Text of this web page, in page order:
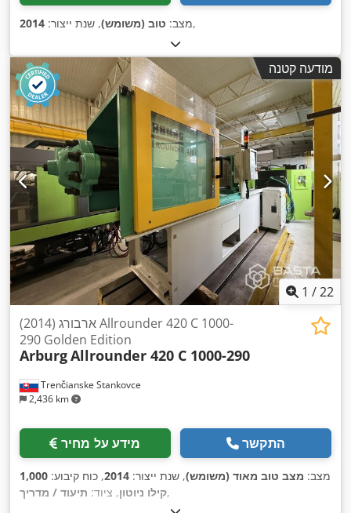
מצב: טוב (משומש), שנת ייצור: 2014 ,
מודעה קטנה
1 /22
Trenčianske Stankovce
2,436 km
(2014) ארבורג Allrounder 420 C 1000-
290 Golden Edition
ArburgAllrounder 420 C 1000-290
מידע על מחיר התקשר
מצב: מצב טוב מאוד (משומש), שנת ייצור: 2014, כוח קיבוע: 1,000
קילו ניוטון, ציוד: תיעוד / מדריך ,